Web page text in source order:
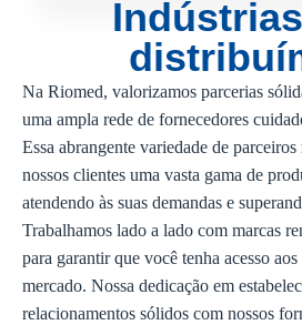
Na Riomed, valorizamos parcerias
uma ampla rede de fornecedores
Essa abrangente variedade de
nossos clientes uma vasta gama de
atendendo às suas demandas e
Trabalhamos lado a lado com marcas
para garantir que você tenha acesso
mercado. Nossa dedicação em
relacionamentos sólidos com nossos